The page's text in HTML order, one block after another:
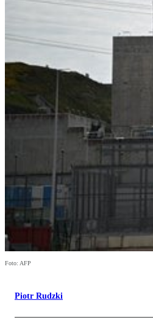
Foto: AFP
Piotr Rudzki